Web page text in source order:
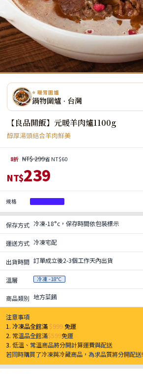
⭐ 暖胃圍爐
鍋物圍爐 · 台灣
【良品開飯】元暖羊肉爐1100g
醇厚湯頭結合羊肉鮮美
8折 NT$ 299省 NT$60
NT$239
規格
保存方式 冷凍-18°c，保存時間依包裝標示
運送方式 冷凍宅配
出貨時間 訂單成立後2-3個工作天內出貨
溫層 冷凍 -18°C
商品類別 地方菜餚
注意事項
1. 冷凍品全館滿 $999免運
2. 常溫品全館滿$599免運
3.低溫、常溫商品將分開計算運費與配送
若同時購買了冷凍與冷藏商品，為求品質將分開配送!